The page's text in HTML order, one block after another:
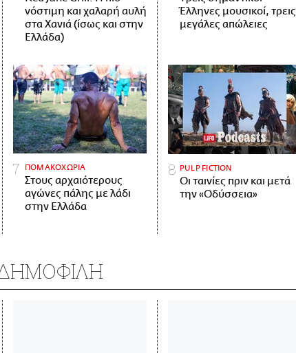
νόστιμη και χαλαρή αυλή
στα Χανιά (ίσως και στην
Ελλάδα)
Έλληνες μουσικοί, τρεις
μεγάλες απώλειες
ΠΟΜΑΚΟΧΩΡΙΑ
Στους αρχαιότερους
αγώνες πάλης με λάδι
στην Ελλάδα
PULP FICTION
Οι ταινίες πριν και μετά
την «Οδύσσεια»